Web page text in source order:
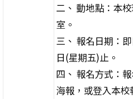
二、 動地點：本
室。
三、 報名日期：
日(星期五)止。
四、 報名方式：
海報，或登入本